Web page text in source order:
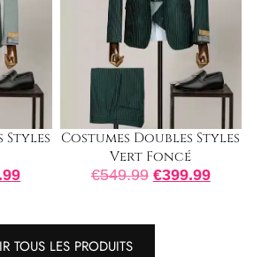
Styles
Costumes Doubles Styles
Vert Foncé
€549.99 €399.99
TOUS LES PRODUITS